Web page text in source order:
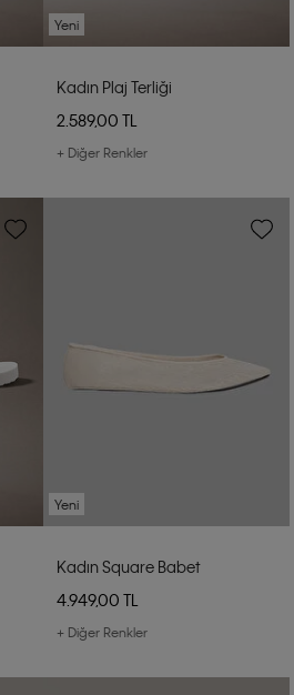
Yeni
Kadın Plaj Terliği
2.589,00 TL
+ Diğer Renkler
Yeni
Kadın Square Babet
4.949,00 TL
+ Diğer Renkler